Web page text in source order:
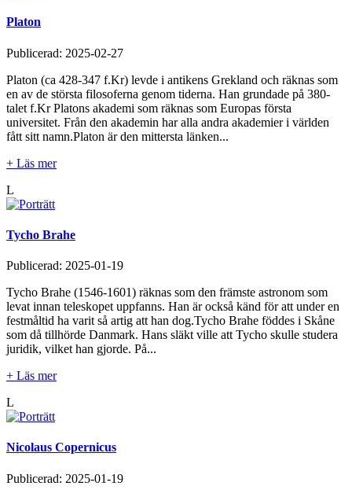
Platon
Publicerad: 2025-02-27
Platon (ca 428-347 f.Kr) levde i antikens Grekland och räknas som
en av de största filosoferna genom tiderna. Han grundade på 380-
talet f.Kr Platons akademi som räknas som Europas första
universitet. Från den akademin har alla andra akademier i världen
fått sitt namn.Platon är den mittersta länken...
+ Läs mer
L
Tycho Brahe
Publicerad: 2025-01-19
Tycho Brahe (1546-1601) räknas som den främste astronom som
levat innan teleskopet uppfanns. Han är också känd för att under en
festmåltid ha varit så artig att han dog.Tycho Brahe föddes i Skåne
som då tillhörde Danmark. Hans släkt ville att Tycho skulle studera
juridik, vilket han gjorde. På...
+ Läs mer
L
Nicolaus Copernicus
Publicerad: 2025-01-19